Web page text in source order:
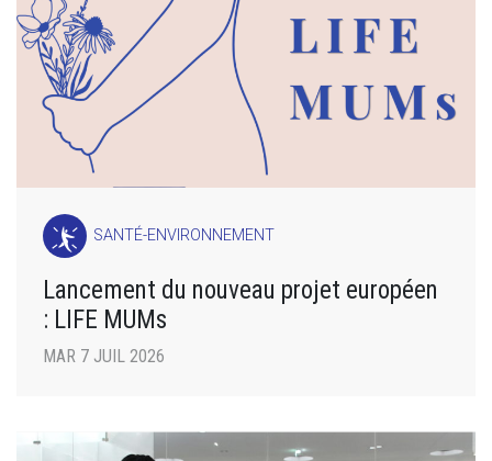
SANTÉ-ENVIRONNEMENT
Lancement du nouveau projet européen
: LIFE MUMs
MAR 7 JUIL 2026